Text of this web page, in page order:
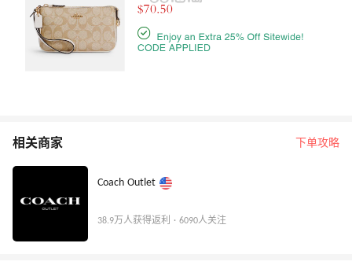
相关商家 下单攻略
Coach Outlet
38.9万人获得返利 · 6090人关注